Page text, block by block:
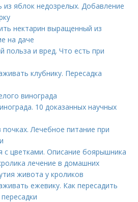
яблок недозрелых. Добавление
нектарин выращенный из
на даче
польза и вред. Что есть при
клубнику. Пересадка
винограда
10 доказанных научных
Лечебное питание при
с цветками. Описание боярышника
лечение в домашних
живота у кроликов
ежевику. Как пересадить